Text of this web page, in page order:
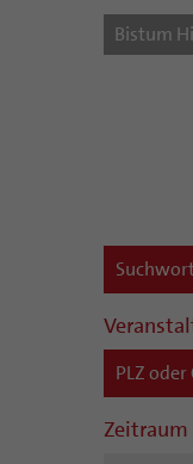
Bistum
Zeitraum